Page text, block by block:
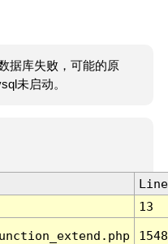
据库失败，可能的原
未启动。
Line
13
1548